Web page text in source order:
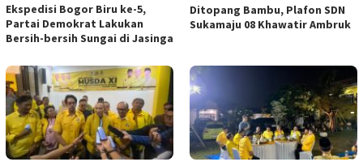
Ekspedisi Bogor Biru ke-5,
Partai Demokrat Lakukan
Bersih-bersih Sungai di Jasinga
Ditopang Bambu, Plafon SDN
Sukamaju 08 Khawatir Ambruk